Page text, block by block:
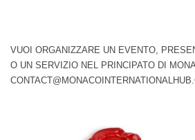
VUOI ORGANIZZARE UN EVENTO,
O UN SERVIZIO NEL PRINCIPATO DI